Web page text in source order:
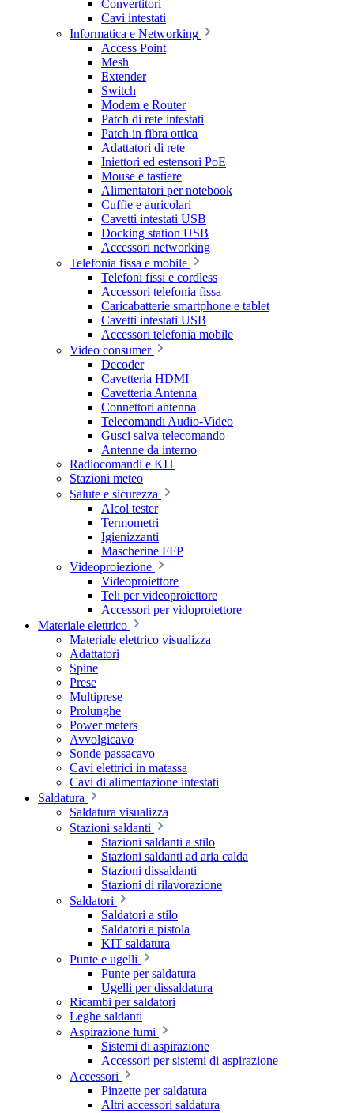
Convertitori
Cavi intestati
Informatica e Networking
Access Point
Mesh
Extender
Switch
Modem e Router
Patch di rete intestati
Patch in fibra ottica
Adattatori di rete
Iniettori ed estensori PoE
Mouse e tastiere
Alimentatori per notebook
Cuffie e auricolari
Cavetti intestati USB
Docking station USB
Accessori networking
Telefonia fissa e mobile
Telefoni fissi e cordless
Accessori telefonia fissa
Caricabatterie smartphone e tablet
Cavetti intestati USB
Accessori telefonia mobile
Video consumer
Decoder
Cavetteria HDMI
Cavetteria Antenna
Connettori antenna
Telecomandi Audio-Video
Gusci salva telecomando
Antenne da interno
Radiocomandi e KIT
Stazioni meteo
Salute e sicurezza
Alcol tester
Termometri
Igienizzanti
Mascherine FFP
Videoproiezione
Videoproiettore
Teli per videoproiettore
Accessori per vidoproiettore
Materiale elettrico
Materiale elettrico visualizza
Adattatori
Spine
Prese
Multiprese
Prolunghe
Power meters
Avvolgicavo
Sonde passacavo
Cavi elettrici in matassa
Cavi di alimentazione intestati
Saldatura
Saldatura visualizza
Stazioni saldanti
Stazioni saldanti a stilo
Stazioni saldanti ad aria calda
Stazioni dissaldanti
Stazioni di rilavorazione
Saldatori
Saldatori a stilo
Saldatori a pistola
KIT saldatura
Punte e ugelli
Punte per saldatura
Ugelli per dissaldatura
Ricambi per saldatori
Leghe saldanti
Aspirazione fumi
Sistemi di aspirazione
Accessori per sistemi di aspirazione
Accessori
Pinzette per saldatura
Altri accessori saldatura